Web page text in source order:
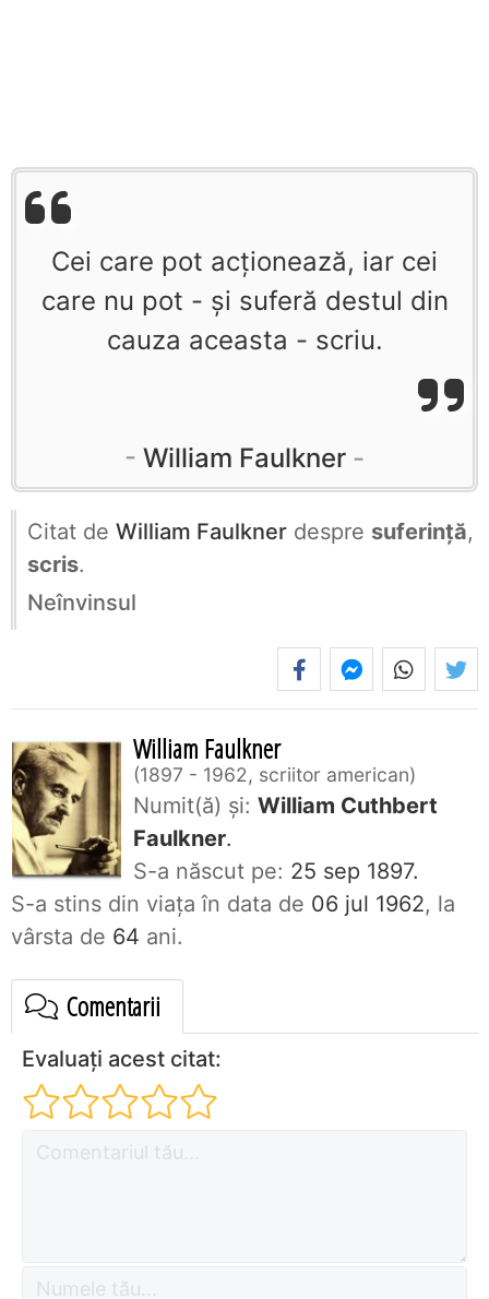
Cei care pot acţionează, iar cei
care nu pot - şi suferă destul din
cauza aceasta - scriu.
William Faulkner
Citat de William Faulkner despre suferință,
scris.
Neînvinsul
William Faulkner
1897 - 1962, scriitor american
Numit(ă) și: William Cuthbert
Faulkner.
S-a născut pe: 25 sep 1897.
S-a stins din viaţa în data de 06 jul 1962, la
vârsta de 64 ani.
Comentarii
Evaluați acest citat: